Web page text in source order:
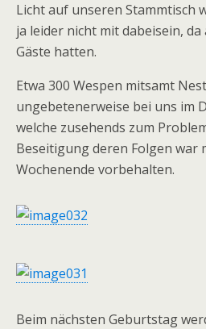
Licht auf unseren Stammtisch
ja leider nicht mit dabeisein,
Gäste hatten.
Etwa 300 Wespen mitsamt
ungebetenerweise bei uns im
welche zusehends zum
Beseitigung deren Folgen war
Wochenende vorbehalten.
Beim nächsten Geburtstag